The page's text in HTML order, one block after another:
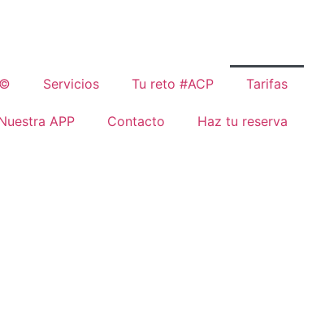
Servicios Tu reto #ACP Tarifas
APP Contacto Haz tu reserva